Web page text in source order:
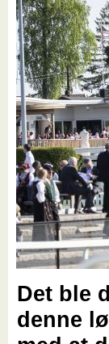
Det ble
denne